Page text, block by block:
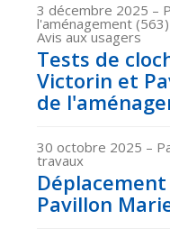
3 décembre 2025 –
l'aménagement
Avis aux usagers
Tests de
Victorin et
de
30 octobre 2025 –
travaux
Pavillon